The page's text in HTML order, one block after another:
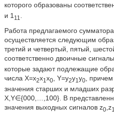
которого образованы
и 1 11
Работа предлагаемого
осуществляется следующим
третий и четвертый, пятый,
соответственно двоичные
которые задают подлежащие
числа X=х2х1 х0, Y=y2y1 y0, причем
значения старших и младших
X,Y∈{000,…,100}. В
значения выходных сигналов z0,z1